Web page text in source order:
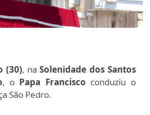
(30), naSolenidade dos Santos
, o Papa Francisco conduziu o
São Pedro.